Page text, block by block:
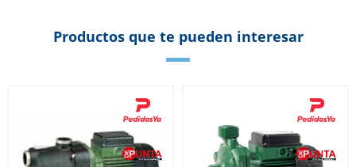
Productos que te pueden interesar